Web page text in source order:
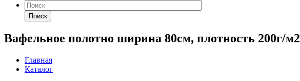
Поиск
Вафельное полотно ширина 80см, плотность 200г/м2
Главная
Каталог